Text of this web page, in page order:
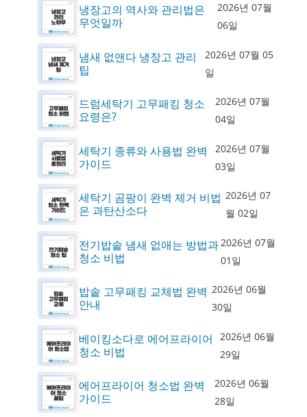
냉장고의 역사와 관리법은
무엇일까
2026년 07월
06일
냄새 없앤다 냉장고 관리
팁
2026년 07월 05
일
드럼세탁기 고무패킹 청소
요령은?
2026년 07월
04일
세탁기 종류와 사용법 완벽
가이드
2026년 07월
03일
세탁기 곰팡이 완벽 제거 비법
은 과탄산소다
2026년 07
월 02일
전기밥솥 냄새 없애는 방법과
청소 비법
2026년 07월
01일
밥솥 고무패킹 교체법 완벽
안내
2026년 06월
30일
베이킹소다로 에어프라이어
청소 비법
2026년 06월
29일
에어프라이어 청소법 완벽
가이드
2026년 06월
28일